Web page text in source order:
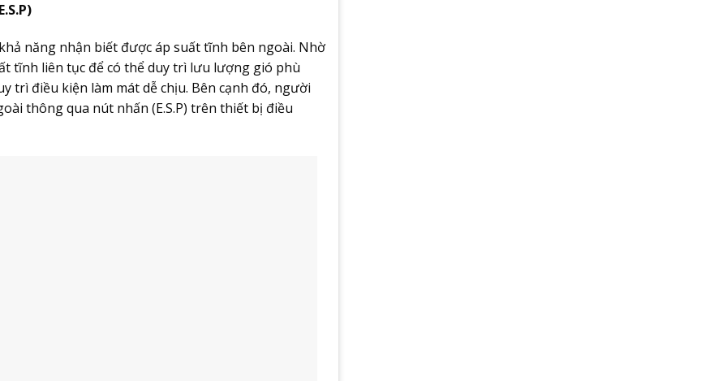
năng nhận biết được áp suất tĩnh bên ngoài. Nhờ
tĩnh liên tục để có thể duy trì lưu lượng gió phù
trì điều kiện làm mát dễ chịu. Bên cạnh đó, người
thông qua nút nhấn (E.S.P) trên thiết bị điều